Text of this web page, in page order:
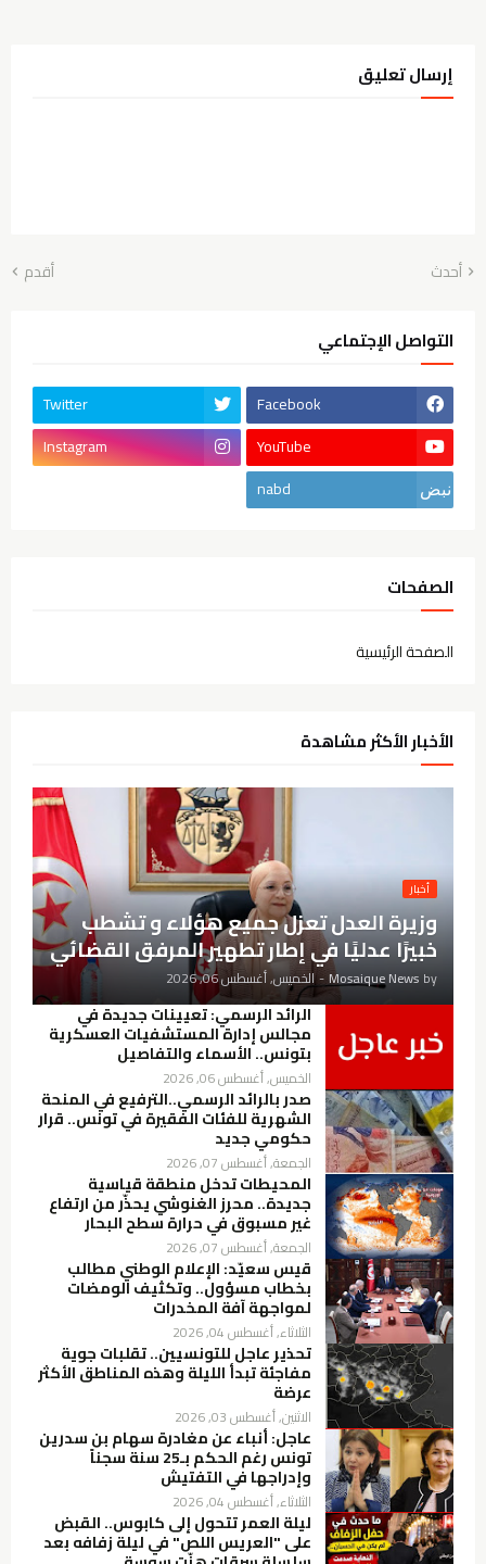
إرسال تعليق
أحدث أقدم
التواصل الإجتماعي
Facebook
Twitter
YouTube
Instagram
nabd
الصفحات
الصفحة الرئيسية
الأخبار الأكثر مشاهدة
أخبار
وزيرة العدل تعزل جميع هؤلاء و تشطب
خبيرًا عدليًا في إطار تطهير المرفق القضائي
by
Mosaique News
- الخميس, أغسطس 06, 2026
الرائد الرسمي: تعيينات جديدة في
مجالس إدارة المستشفيات العسكرية
بتونس.. الأسماء والتفاصيل
الخميس, أغسطس 06, 2026
صدر بالرائد الرسمي..الترفيع في المنحة
الشهرية للفئات الفقيرة في تونس.. قرار
حكومي جديد
الجمعة, أغسطس 07, 2026
المحيطات تدخل منطقة قياسية
جديدة.. محرز الغنوشي يحذّر من ارتفاع
غير مسبوق في حرارة سطح البحار
الجمعة, أغسطس 07, 2026
قيس سعيّد: الإعلام الوطني مطالب
بخطاب مسؤول.. وتكثيف الومضات
لمواجهة آفة المخدرات
الثلاثاء, أغسطس 04, 2026
تحذير عاجل للتونسيين.. تقلبات جوية
مفاجئة تبدأ الليلة وهذه المناطق الأكثر
عرضة
الاثنين, أغسطس 03, 2026
عاجل: أنباء عن مغادرة سهام بن سدرين
تونس رغم الحكم بـ25 سنة سجناً
وإدراجها في التفتيش
الثلاثاء, أغسطس 04, 2026
ليلة العمر تتحول إلى كابوس.. القبض
على "العريس اللص" في ليلة زفافه بعد